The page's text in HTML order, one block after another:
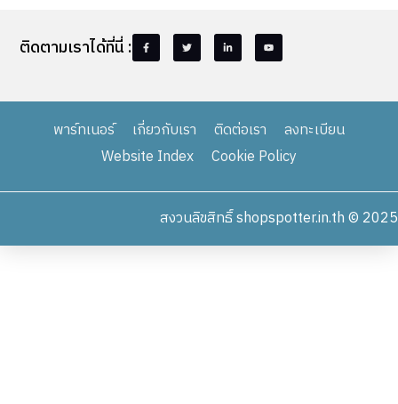
ติดตามเราได้ที่นี่ :
พาร์ทเนอร์ เกี่ยวกับเรา ติดต่อเรา
ลงทะเบียน
Website Index
Cookie Policy
สงวนลิขสิทธิ์ shopspotter.in.th © 2025